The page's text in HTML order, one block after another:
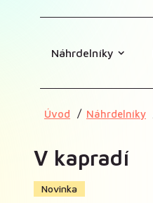
Náhrdelníky
Úvod Náhrdelníky
V kapradí
Novinka